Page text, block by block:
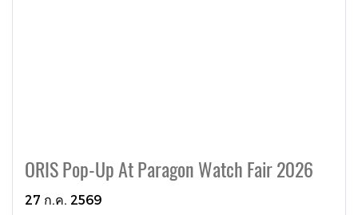
ORIS Pop-Up At Paragon Watch Fair 2026
27 ก.ค. 2569